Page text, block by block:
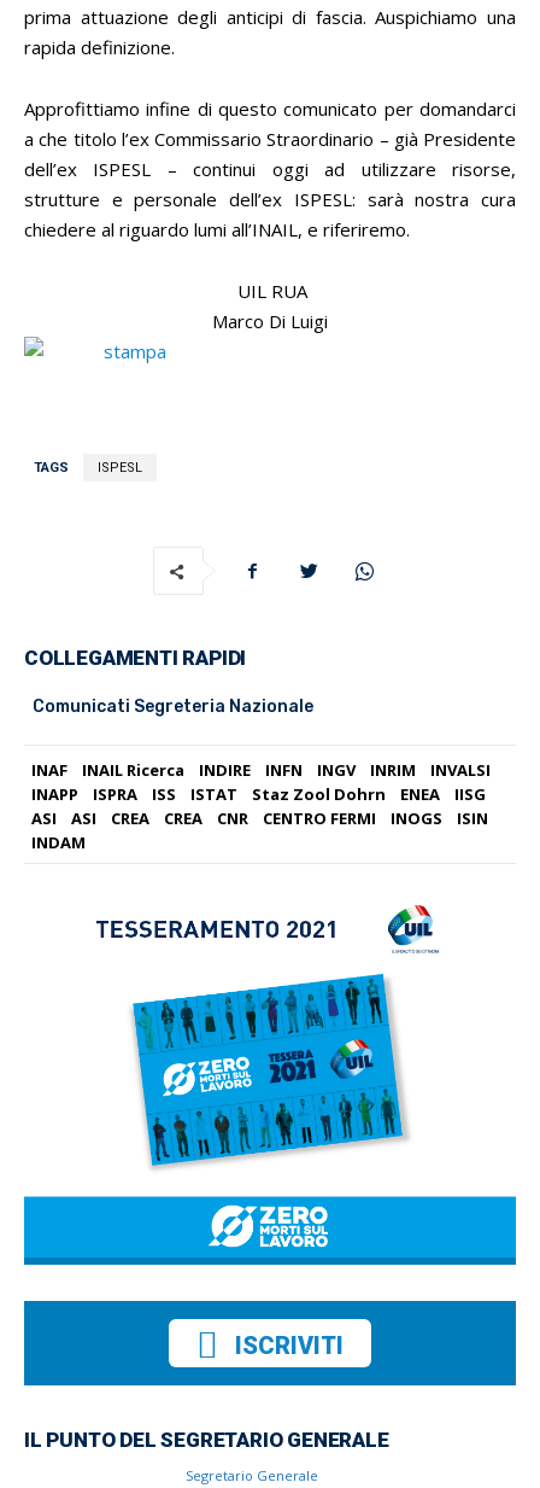
prima attuazione degli anticipi di fascia. Auspichiamo una
rapida definizione.
Approfittiamo infine di questo comunicato per domandarci
a che titolo l’ex Commissario Straordinario – già Presidente
dell’ex ISPESL – continui oggi ad utilizzare risorse,
strutture e personale dell’ex ISPESL: sarà nostra cura
chiedere al riguardo lumi all’INAIL, e riferiremo.
UIL RUA
Marco Di Luigi
TAGS ISPESL
COLLEGAMENTI RAPIDI
Comunicati Segreteria Nazionale
INAF INAIL Ricerca INDIRE INFN INGV INRIM
INVALSI
INAPP
ISPRA ISS ISTAT Staz Zool Dohrn ENEA
IISG
ASI
ASI CREA CREA CNR CENTRO FERMI INOGS
ISIN
INDAM
ISCRIVITI
IL PUNTO DEL SEGRETARIO GENERALE
Segretario Generale